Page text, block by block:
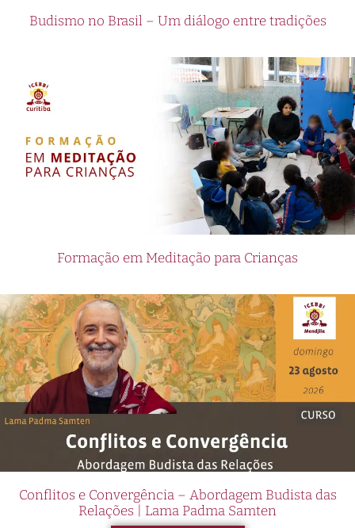
Budismo no Brasil – Um diálogo entre tradições
Formação em Meditação para Crianças
Conflitos e Convergência – Abordagem Budista das
Relações | Lama Padma Samten